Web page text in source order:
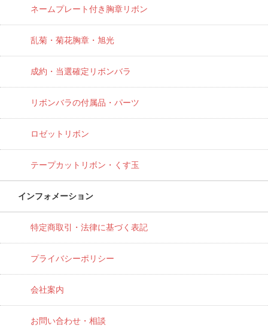
ネームプレート付き胸章リボン
乱菊・菊花胸章・旭光
成約・当選確定リボンバラ
リボンバラの付属品・パーツ
ロゼットリボン
テープカットリボン・くす玉
インフォメーション
特定商取引・法律に基づく表記
プライバシーポリシー
会社案内
お問い合わせ・相談